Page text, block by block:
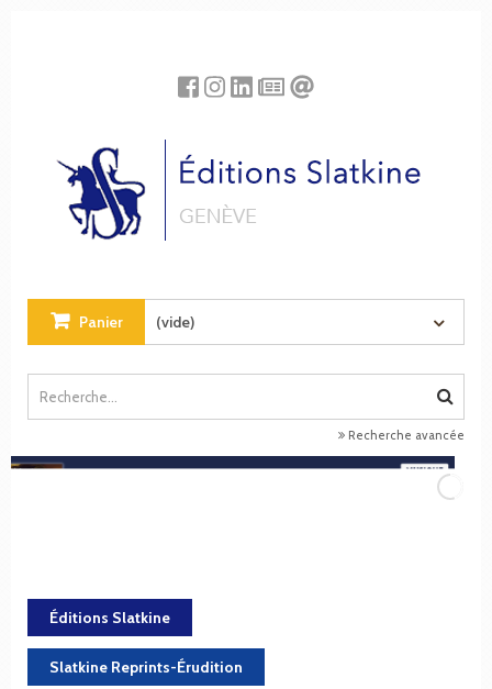
Panier (vide)
Recherche avancée
Éditions Slatkine
Slatkine Reprints-Érudition